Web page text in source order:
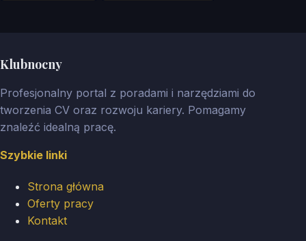
Klubnocny
Profesjonalny portal z poradami i narzędziami do
tworzenia CV oraz rozwoju kariery. Pomagamy
znaleźć idealną pracę.
Szybkie linki
Strona główna
Oferty pracy
Kontakt